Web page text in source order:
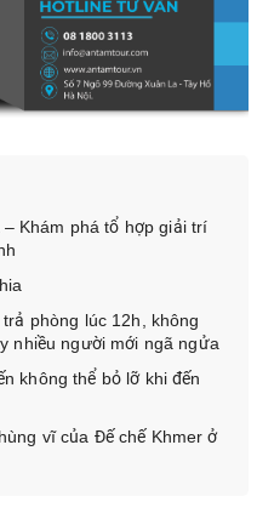
Khám phá tổ hợp giải trí
phòng lúc 12h, không
nhiều người mới ngã ngửa
không thể bỏ lỡ khi đến
vĩ của Đế chế Khmer ở